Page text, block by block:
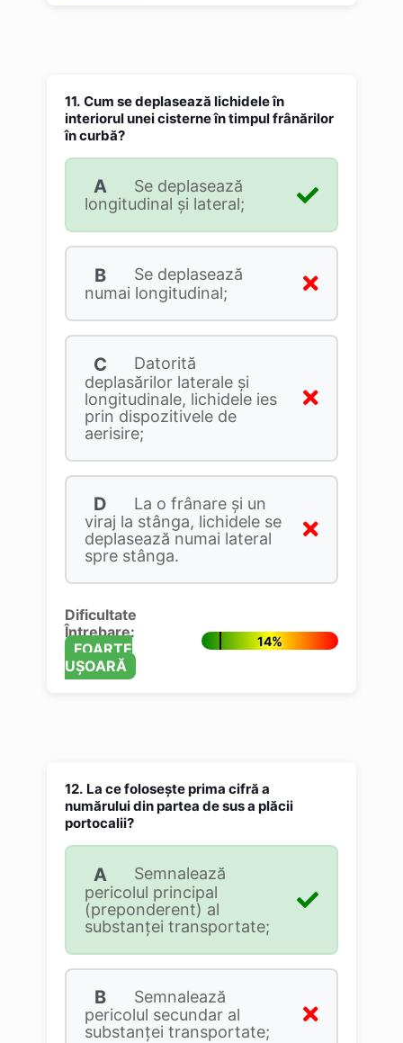
11. Cum se deplasează lichidele în
interiorul unei cisterne în timpul frânărilor
în curbă?
A
Se deplasează
longitudinal şi lateral;
B
Se deplasează
numai longitudinal;
C
Datorită
deplasărilor laterale şi
longitudinale, lichidele ies
prin dispozitivele de
aerisire;
D
La o frânare şi un
viraj la stânga, lichidele se
deplasează numai lateral
spre stânga.
Dificultate
Întrebare:
FOARTE
UȘOARĂ
14%
12. La ce foloseşte prima cifră a
numărului din partea de sus a plăcii
portocalii?
A
Semnalează
pericolul principal
(preponderent) al
substanţei transportate;
B
Semnalează
pericolul secundar al
substanței transportate;